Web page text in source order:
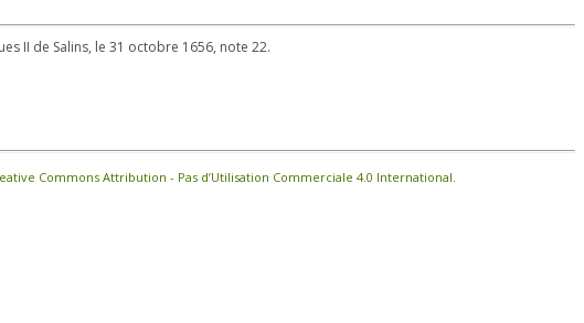
II de Salins, le 31 octobre 1656, note 22.
Commons Attribution - Pas d’Utilisation Commerciale 4.0 International.